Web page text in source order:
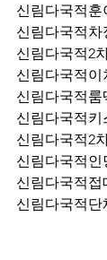
신림다국적훈
신림다국적차
신림다국적2
신림다국적이
신림다국적룸
신림다국적키
신림다국적2
신림다국적인
신림다국적접
신림다국적단